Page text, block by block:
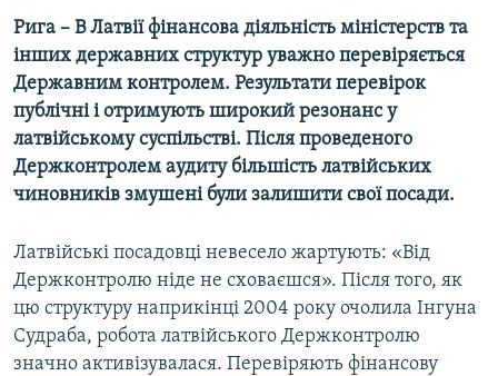
УКРАЇНА
СХЕМИ
КИТАЙ.ВИКЛИКИ
МУЛЬТИМЕДІА
ФОТО
СПЕЦПРОЄКТИ
КРИМ РЕАЛІЇ
РУС
УКР
Рига – В Латвії фінансова діяльність міністерств та
інших державних структур уважно перевіряється
Державним контролем. Результати перевірок
публічні і отримують широкий резонанс у
латвійському суспільстві. Після проведеного
Держконтролем аудиту більшість латвійських
чиновників змушені були залишити свої посади.
Латвійські посадовці невесело жартують: «Від
Держконтролю ніде не сховаєшся». Після того, як
цю структуру наприкінці 2004 року очолила Інгуна
Судраба, робота латвійського Держконтролю
значно активізувалася. Перевіряють фінансову